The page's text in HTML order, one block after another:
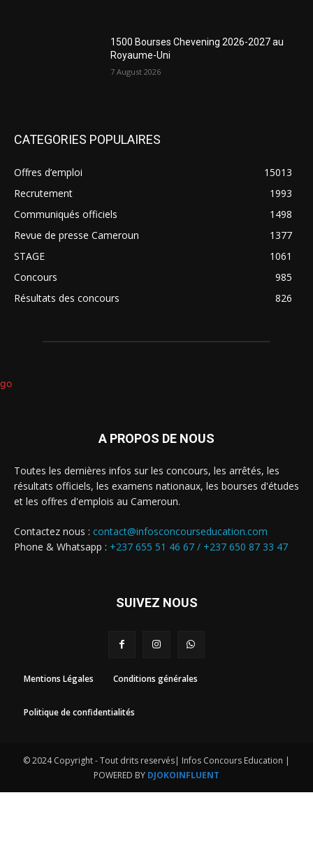
1500 Bourses Chevening 2026-2027 au
Royaume-Uni
7 August 2026
CATEGORIES POPULAIRES
Offres d’emploi
15013
Recrutement
1993
Communiqués officiels
1498
Revue de presse Cameroun
1377
STAGE
1061
Concours
985
Résultats des concours
826
A PROPOS DE NOUS
Toutes les dernières infos sur les concours, les arrêtés, les
résultats officiels, les examens nationaux, les bourses d'études
et les offres d'emplois au Cameroun.
Contactez nous : contact@infosconcourseducation.com
Phone & Whatsapp : +237 655 51 46 67 / +237 650 87 33 47
SUIVEZ NOUS
Mentions Légales Conditions générales
Politique de confidentialités
© 2024 Copyright - Tout drits reservés| Infos Concours Education |
POWERED BY DJOKOINFLUENT